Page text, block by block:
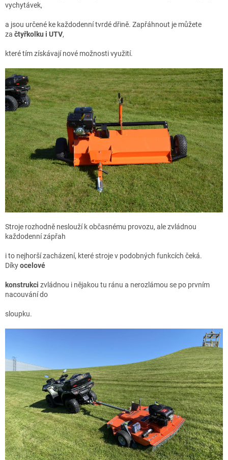
vychytávek,
a jsou určené ke každodenní tvrdé dřině. Zapřáhnout je můžete
za čtyřkolku i UTV,
které tím získávají nové možnosti využití.
Stroje rozhodně neslouží k občasnému provozu, ale zvládnou
každodenní zápřah
i to nejhorší zacházení, které stroje v podobných funkcích čeká.
Díkyocelové
konstrukci zvládnou i nějakou tu ránu a nerozlámou se po prvním
nacouvání do
sloupku.